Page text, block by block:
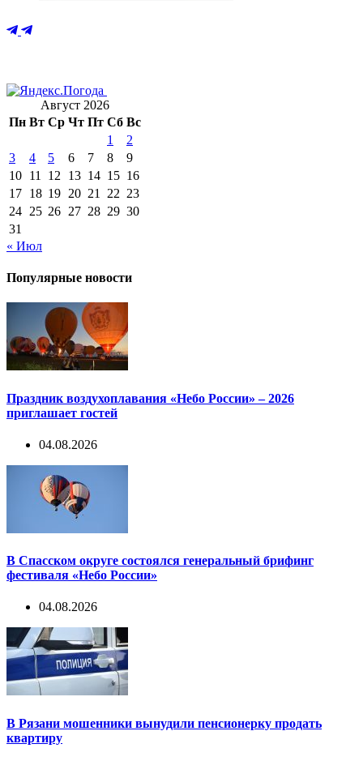
Август 2026
Пн Вт Ср Чт Пт Сб Вс
1
2
3
4 5 6 7 8
9
10 11 12 13 14 15 16
17 18 19 20 21 22 23
24 25 26 27 28 29 30
31
« Июл
Популярные новости
Праздник воздухоплавания «Небо России» – 2026
приглашает гостей
04.08.2026
В Спасском округе состоялся генеральный брифинг
фестиваля «Небо России»
04.08.2026
В Рязани мошенники вынудили пенсионерку продать
квартиру